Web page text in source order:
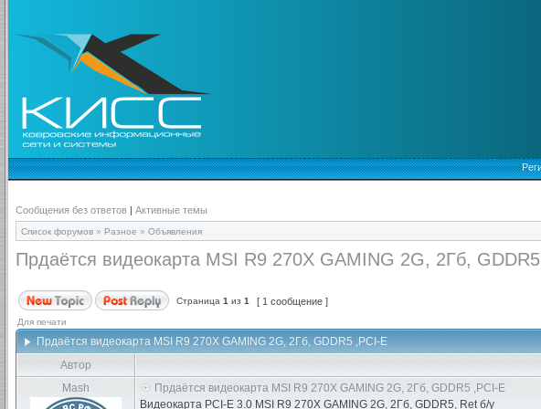
Сообщения без ответов | Активные темы
Список форумов » Разное » Объявления
Прдаётся видеокарта MSI R9 270X GAMING 2G, 2Гб,
Страница 1 из 1 [ 1 сообщение ]
Для печати
Прдаётся видеокарта MSI R9 270X GAMING 2G, 2Гб, GDDR5 ,PCI-E
Автор
Mash
Прдаётся видеокарта MSI R9 270X GAMING 2G, 2Гб, GDDR5 ,PCI-E
Видеокарта PCI-E 3.0 MSI R9 270X GAMING 2G, 2Гб, GDDR5, Ret б/у